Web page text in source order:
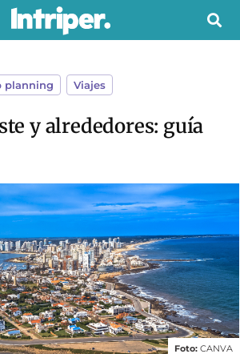
planning Viajes
y alrededores: guía
Foto: CANVA